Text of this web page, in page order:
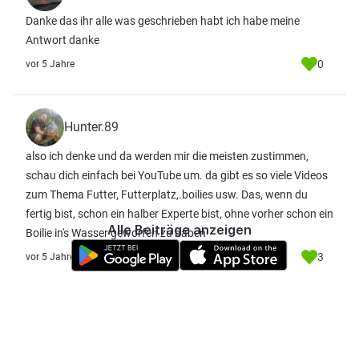
Danke das ihr alle was geschrieben habt ich habe meine
Antwort danke
vor 5 Jahre 0
Hunter.89
also ich denke und da werden mir die meisten zustimmen,
schau dich einfach bei YouTube um. da gibt es so viele Videos
zum Thema Futter, Futterplatz,.boilies usw. Das, wenn du
fertig bist, schon ein halber Experte bist, ohne vorher schon ein
Boilie in's Wasser geworfen zu haben
vor 5 Jahre 3
Alle Beiträge anzeigen